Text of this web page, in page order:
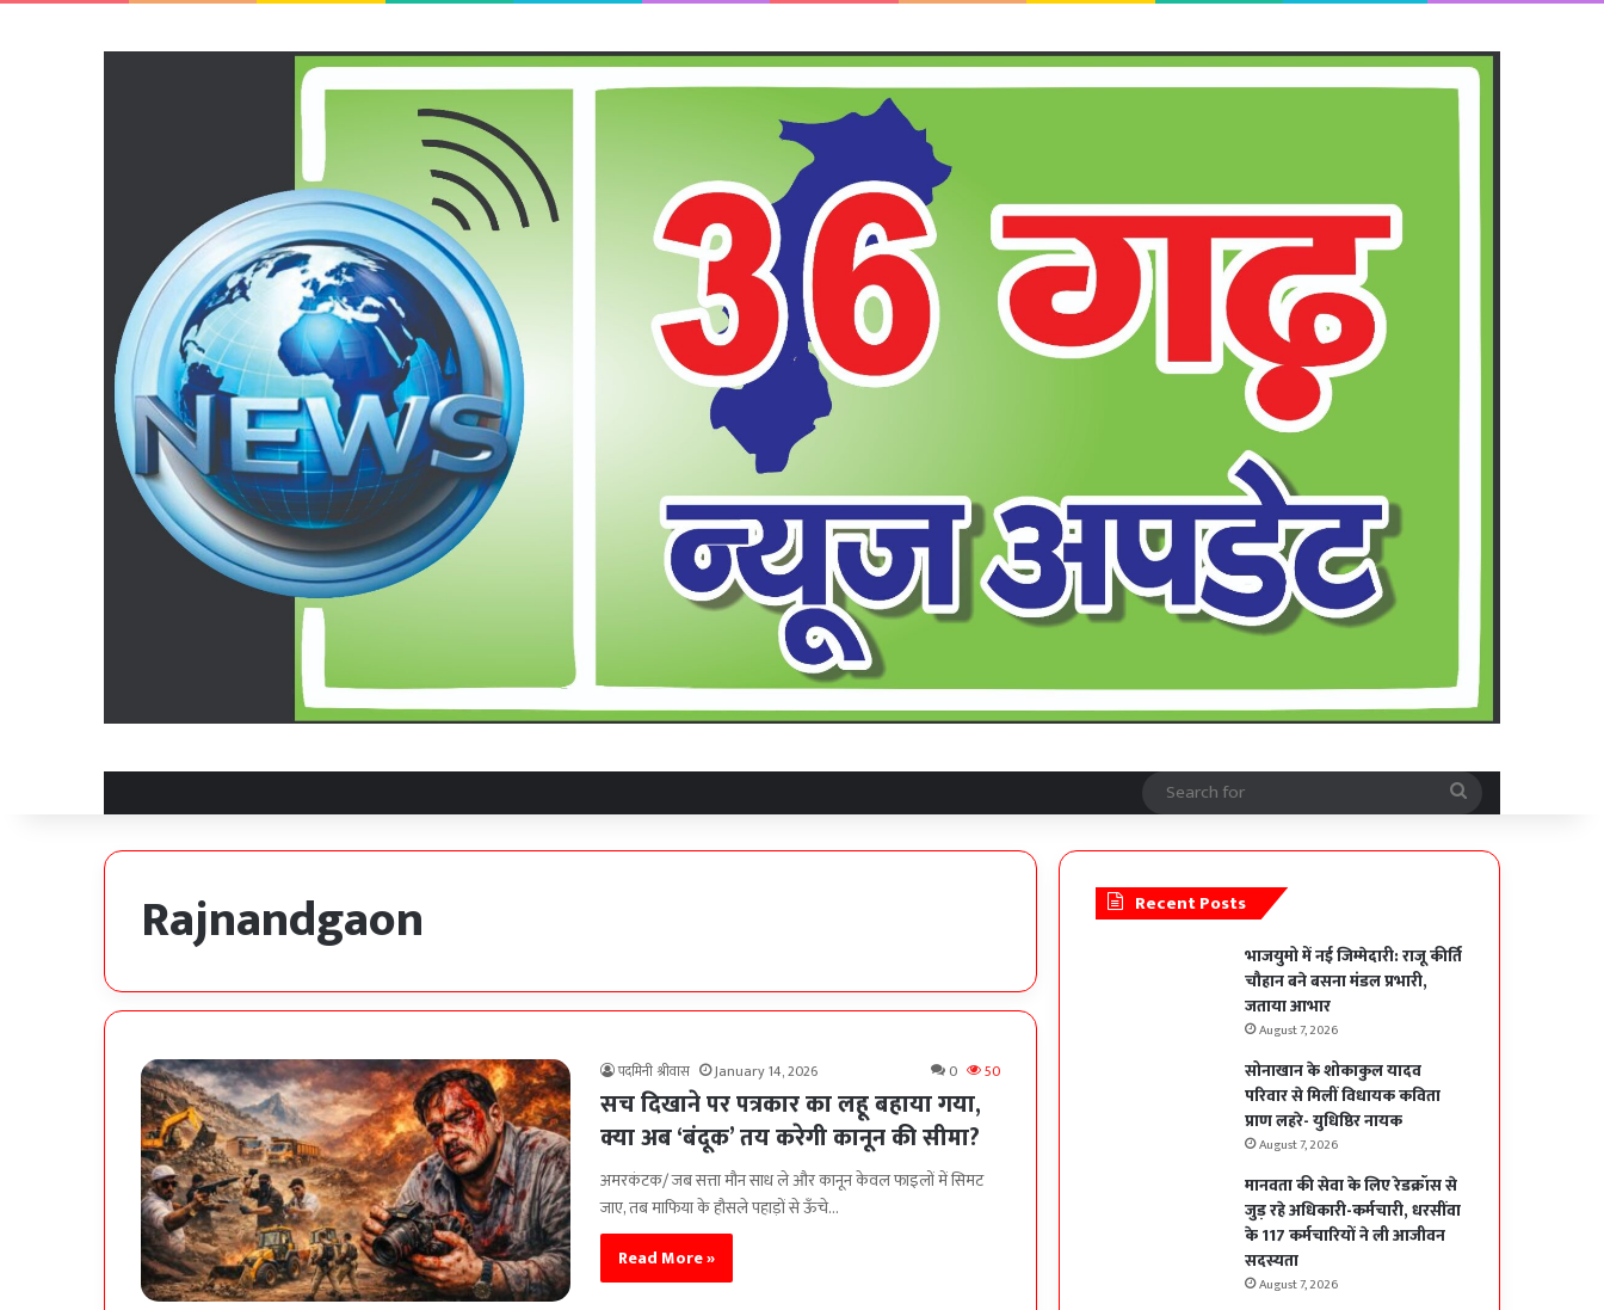
Search
Rajnandgaon
पदमिनी श्रीवास January 14, 2026 0 50
सच दिखाने पर पत्रकार का लहू बहाया गया,
क्या अब ‘बंदूक’ तय करेगी कानून की सीमा?
अमरकंटक/ जब सत्ता मौन साध ले और कानून केवल फाइलों में सिमट
जाए, तब माफिया के हौसले पहाड़ों से ऊँचे…
Read More »
Recent Posts
भाजयुमो में नई जिम्मेदारी: राजू कीर्ति
चौहान बने बसना मंडल प्रभारी,
जताया आभार
August 7, 2026
सोनाखान के शोकाकुल यादव
परिवार से मिलीं विधायक कविता
प्राण लहरे- युधिष्ठिर नायक
August 7, 2026
मानवता की सेवा के लिए रेडक्रॉस से
जुड़ रहे अधिकारी-कर्मचारी, धरसींवा
के 117 कर्मचारियों ने ली आजीवन
सदस्यता
August 7, 2026